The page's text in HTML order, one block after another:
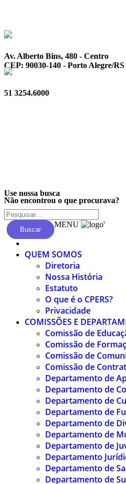
Av. Alberto Bins, 480 - Centro
CEP: 90030-140 - Porto Alegre/RS
51 3254.6000
Não encontrou o que procurava?
Use nossa busca
Buscar
MENU '
QUEM SOMOS
Diretoria
Nossa História
Estatuto
O que é o CPERS?
Privacidade
COMISSÕES E
Comissão de
Comissão de
Comissão de
Comissão de
Departamento de
Departamento de
Departamento de
Departamento de
Departamento de
Departamento de
Departamento de
Departamento
Departamento de
Departamento de